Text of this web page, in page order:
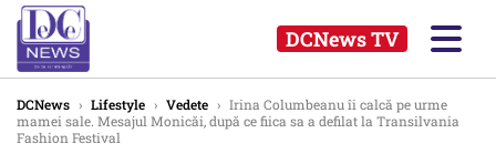
DCNews TV
DCNews › Lifestyle › Vedete › Irina Columbeanu îi calcă pe urme
mamei sale. Mesajul Monicăi, după ce fiica sa a defilat la Transilvania
Fashion Festival